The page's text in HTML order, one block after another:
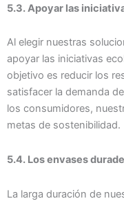
5.3. Apoyar las
Al elegir nuestras
apoyar las iniciativas
objetivo es reducir los
satisfacer la demanda
los consumidores,
metas de sostenibilidad.
5.4. Los envases
La larga duración de